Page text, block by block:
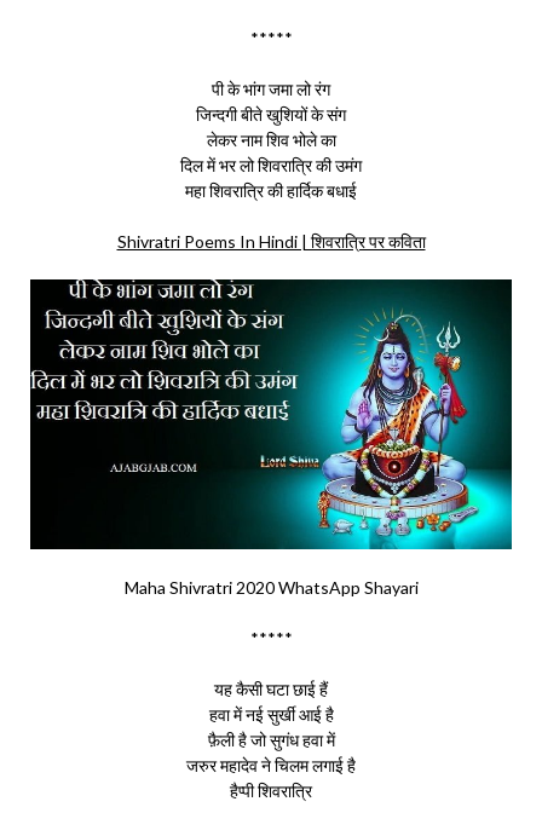
*****
पी के भांग जमा लो रंग
जिन्दगी बीते खुशियों के संग
लेकर नाम शिव भोले का
दिल में भर लो शिवरात्रि की उमंग
महा शिवरात्रि की हार्दिक बधाई
Shivratri Poems In Hindi | शिवरात्रि पर कविता
Maha Shivratri 2020 WhatsApp Shayari
*****
यह कैसी घटा छाई हैं
हवा में नई सुर्खी आई है
फ़ैली है जो सुगंध हवा में
जरुर महादेव ने चिलम लगाई है
हैप्पी शिवरात्रि